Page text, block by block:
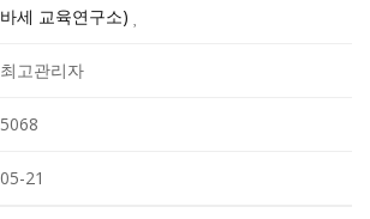
바세 교육연구소)
최고관리자
5068
05-21